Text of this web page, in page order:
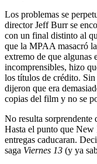
Los problemas se
director Jeff Burr se
con un final distinto al
que la MPAA masacró
extremo de que algunas
incomprensibles, hizo
los títulos de crédito.
dijeron que era
copias del film y no se
No resulta sorprendente
Hasta el punto que New
entregas caducaran.
saga Viernes 13 (y ya